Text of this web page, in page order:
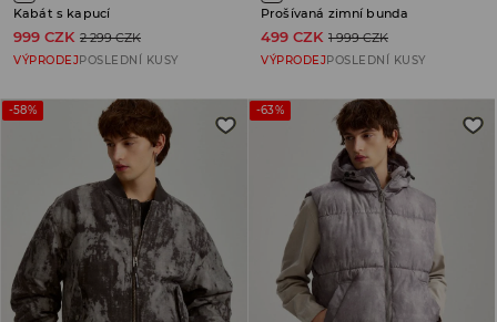
Kabát s kapucí
999 CZK 2 299 CZK
VÝPRODEJPOSLEDNÍ KUSY
Prošívaná zimní bunda
499 CZK 1 999 CZK
VÝPRODEJPOSLEDNÍ KUSY
-58% -63%